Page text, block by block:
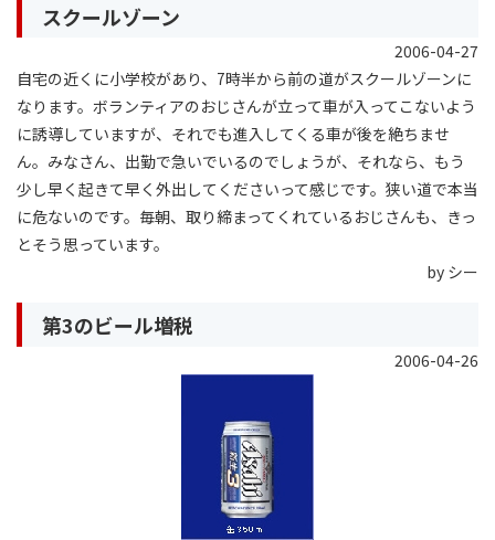
スクールゾーン
2006-04-27
自宅の近くに小学校があり、7時半から前の道がスクールゾーンに
なります。ボランティアのおじさんが立って車が入ってこないよう
に誘導していますが、それでも進入してくる車が後を絶ちませ
ん。みなさん、出勤で急いでいるのでしょうが、それなら、もう
少し早く起きて早く外出してくださいって感じです。狭い道で本当
に危ないのです。毎朝、取り締まってくれているおじさんも、きっ
とそう思っています。
by シー
第3のビール増税
2006-04-26